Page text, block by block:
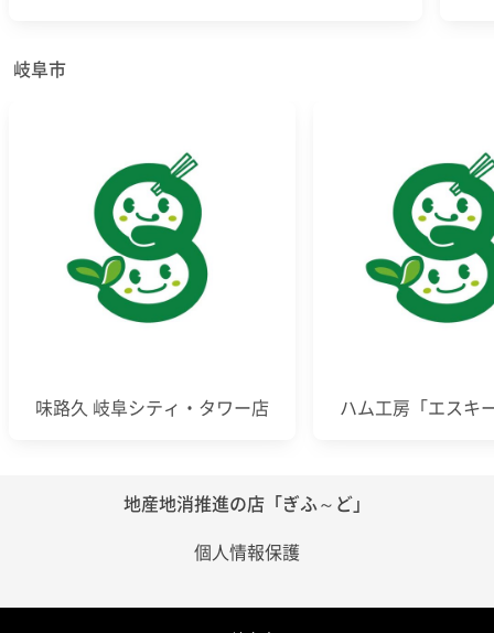
岐阜市
味路久 岐阜シティ・タワー店 ハム工房「エスキ
地産地消推進の店「ぎふ～ど」
個人情報保護